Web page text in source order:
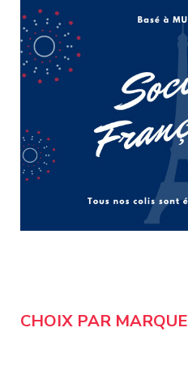
CHOIX PAR MARQUE